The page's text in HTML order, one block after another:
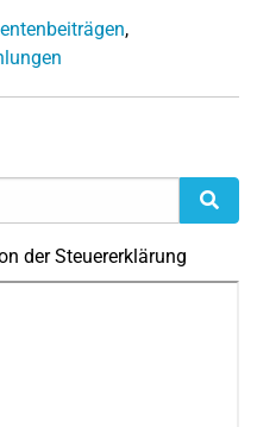
,
der Steuererklärung